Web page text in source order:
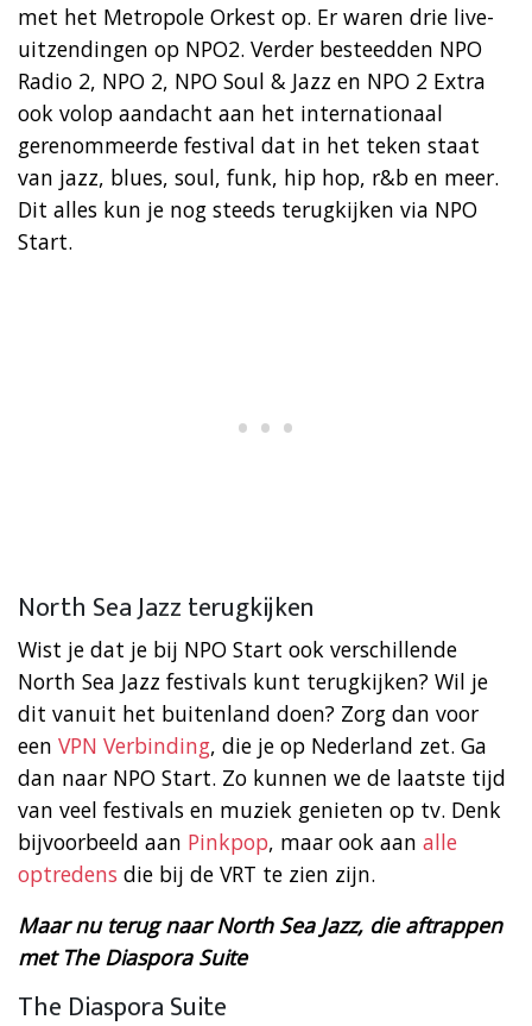
met het Metropole Orkest op. Er waren drie live-
uitzendingen op NPO2. Verder besteedden NPO
Radio 2, NPO 2, NPO Soul & Jazz en NPO 2 Extra
ook volop aandacht aan het internationaal
gerenommeerde festival dat in het teken staat
van jazz, blues, soul, funk, hip hop, r&b en meer.
Dit alles kun je nog steeds terugkijken via NPO
Start.
North Sea Jazz terugkijken
Wist je dat je bij NPO Start ook verschillende
North Sea Jazz festivals kunt terugkijken? Wil je
dit vanuit het buitenland doen? Zorg dan voor
een VPN Verbinding, die je op Nederland zet. Ga
dan naar NPO Start. Zo kunnen we de laatste tijd
van veel festivals en muziek genieten op tv. Denk
bijvoorbeeld aan Pinkpop, maar ook aan alle
optredens die bij de VRT te zien zijn.
Maar nu terug naar North Sea Jazz, die aftrappen
met The Diaspora Suite
The Diaspora Suite